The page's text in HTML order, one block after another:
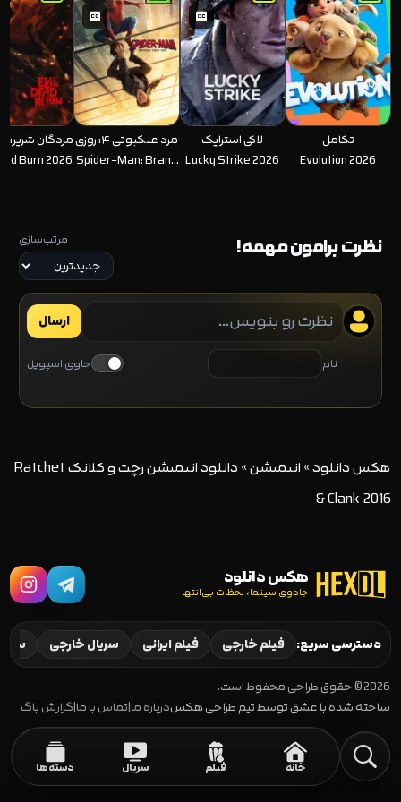
تکامل
Evolution 2026
لاکی استرایک
Lucky Strike 2026
مرد عنکبوتی ۴: روزی
کاملا تازه
Spider-Man: Brand
مردگان
Burn 2026
نظرت برامون مهمه! مرتب‌سازی
ارسال
نام حاوی اسپویل
هکس دانلود»انیمیشن»
دانلود انیمیشن رچت و کلانک Ratchet
& Clank 2016
هکس دانلود
جادوی سینما، لحظات بی‌انتها
دسترسی سریع: فیلم خارجی فیلم ایرانی سریال خارجی
2026 © حقوق طراحی محفوظ است.
ساخته شده با عشق توسط تیم طراحی هکسدرباره ما|تماس با ما|گزارش باگ
خانه فیلم سریال دسته‌ها